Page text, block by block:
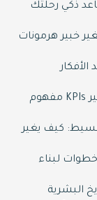
ذكي رحلتك
خبير هرمونات
من الفوضى إلى الوضوح: كيف يغير خبير KPIs مفهوم
كيف يغير
من معسكر التدريب الصيفي 2026: 7 خطوات لبناء